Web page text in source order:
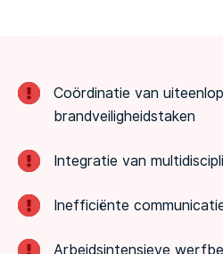
Coördinatie van
brandveiligheidstaken
Integratie van
Inefficiënte
Arbeidsintensieve